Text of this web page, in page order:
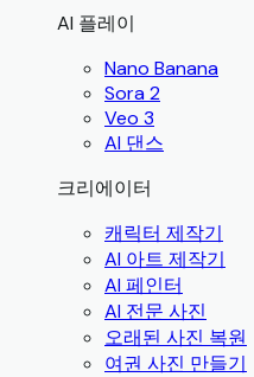
AI 플레이
Nano Banana
Sora 2
Veo 3
AI 댄스
크리에이터
캐릭터 제작기
AI 아트 제작기
AI 페인터
AI 전문 사진
오래된 사진 복원
여권 사진 만들기